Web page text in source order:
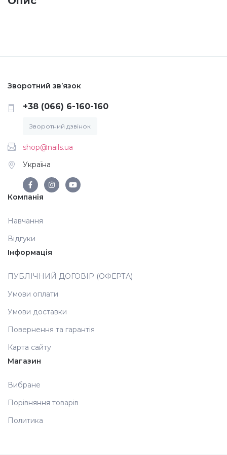
Слюда
Інші прикраси
Фарби для розпису
Фольга для лиття (ефект кракелюра)
Аксесуари
Зворотний зв’язок
+38 (066) 6-160-160
Зворотний дзвінок
shop@nails.ua
Україна
Компанія
Навчання
Відгуки
Інформація
ПУБЛІЧНИЙ ДОГОВІР (ОФЕРТА)
Умови оплати
Умови доставки
Повернення та гарантія
Карта сайту
Магазин
Вибране
Порівняння товарів
Политика